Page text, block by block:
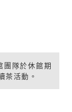
團隊於休館期
茶活動。